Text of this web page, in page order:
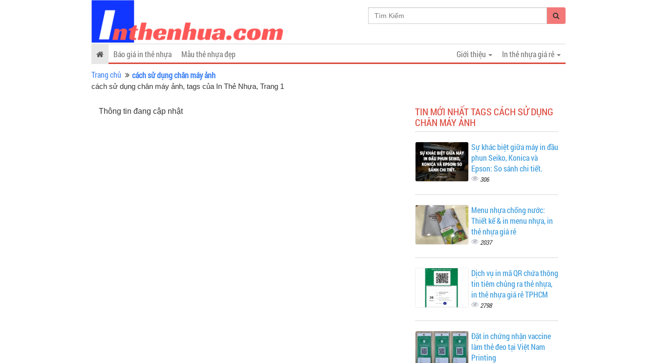
In thẻ nhựa giá rẻ
Báo giá in thẻ nhựa Mẫu thẻ nhựa đẹp
Giới thiệu
Trang chủ
cách sử dụng chân máy ảnh
cách sử dụng chân máy ảnh, tags của In Thẻ Nhựa, Trang 1
Thông tin đang cập nhật
TIN MỚI NHẤT TAGS CÁCH SỬ DỤNG
CHÂN MÁY ẢNH
Sự khác biệt giữa máy in đầu
phun Seiko, Konica và
Epson: So sánh chi tiết.
306
Menu nhựa chống nước:
Thiết kế & in menu nhựa, in
thẻ nhựa giá rẻ
2037
Dịch vụ in mã QR chứa thông
tin tiêm chủng ra thẻ nhựa,
in thẻ nhựa giá rẻ TPHCM
2798
Đặt in chứng nhận vaccine
làm thẻ đeo tại Việt Nam
Printing